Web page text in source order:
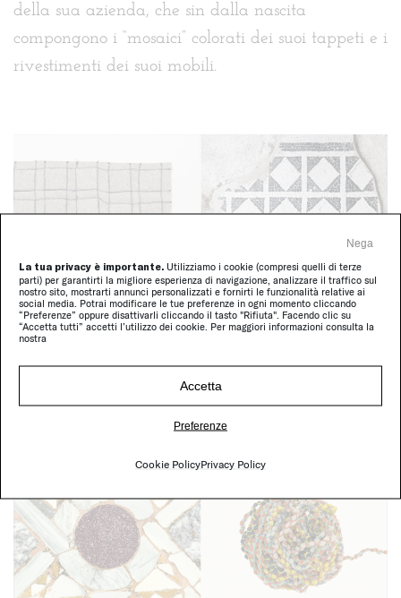
La tua privacy è importante. Utilizziamo i cookie (compresi quelli di terze
parti) per garantirti la migliore esperienza di navigazione, analizzare il traffico sul
nostro sito, mostrarti annunci personalizzati e fornirti le funzionalità relative ai
social media. Potrai modificare le tue preferenze in ogni momento cliccando
“Preferenze” oppure disattivarli cliccando il tasto "Rifiuta". Facendo clic su
“Accetta tutti” accetti l’utilizzo dei cookie. Per maggiori informazioni consulta la
nostra
Accetta
Nega
Preferenze
Cookie PolicyPrivacy Policy
della sua azienda, che sin dalla nascita
compongono i “mosaici” colorati dei suoi tappeti e i
rivestimenti dei suoi mobili.